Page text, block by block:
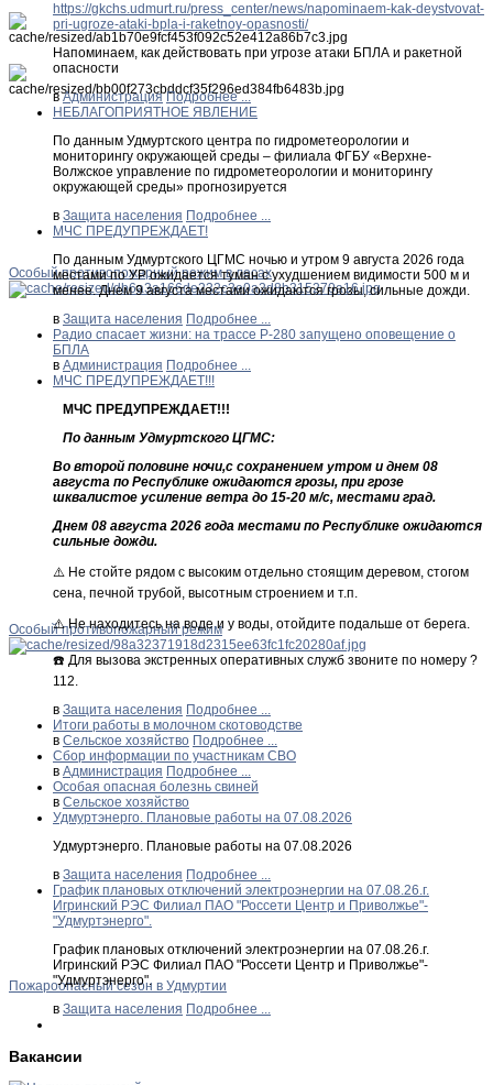
Особый противопожарный режим в лесах
Особый противопожарный режим
Пожароопасный сезон в Удмуртии
https://gkchs.udmurt.ru/press_center/news/napominaem-kak-deystvovat-
pri-ugroze-ataki-bpla-i-raketnoy-opasnosti/
Напоминаем, как действовать при угрозе атаки БПЛА и ракетной
опасности
вАдминистрация Подробнее ...
НЕБЛАГОПРИЯТНОЕ ЯВЛЕНИЕ
По данным Удмуртского центра по гидрометеорологии и
мониторингу окружающей среды – филиала ФГБУ «Верхне-
Волжское управление по гидрометеорологии и мониторингу
окружающей среды» прогнозируется
в Защита населения Подробнее ...
МЧС ПРЕДУПРЕЖДАЕТ!
По данным Удмуртского ЦГМС ночью и утром 9 августа 2026 года
местами по УР ожидается туман с ухудшением видимости 500 м и
менее. Днем 9 августа местами ожидаются грозы, сильные дожди.
в Защита населения Подробнее ...
Радио спасает жизни: на трассе Р-280 запущено оповещение о
БПЛА
в Администрация Подробнее ...
МЧС ПРЕДУПРЕЖДАЕТ!!!
МЧС ПРЕДУПРЕЖДАЕТ!!!
По данным Удмуртского ЦГМС:
Во второй половине ночи,с сохранением утром и днем 08
августа по Республике ожидаются грозы, при грозе
шквалистое усиление ветра до 15-20 м/с, местами град.
Днем 08 августа 2026 года местами по Республике ожидаются
сильные дожди.
⚠️ Не стойте рядом с высоким отдельно стоящим деревом, стогом
сена, печной трубой, высотным строением и т.п.
⚠️ Не находитесь на воде и у воды, отойдите подальше от берега.
☎️ Для вызова экстренных оперативных служб звоните по номеру ?
112.
в Защита населения Подробнее ...
Итоги работы в молочном скотоводстве
в Сельское хозяйство Подробнее ...
Сбор информации по участникам СВО
в Администрация Подробнее ...
Особая опасная болезнь свиней
в Сельское хозяйство
Удмуртэнерго. Плановые работы на 07.08.2026
Удмуртэнерго. Плановые работы на 07.08.2026
в Защита населения Подробнее ...
График плановых отключений электроэнергии на 07.08.26.г.
Игринский РЭС Филиал ПАО "Россети Центр и Приволжье"-
"Удмуртэнерго".
График плановых отключений электроэнергии на 07.08.26.г.
Игринский РЭС Филиал ПАО "Россети Центр и Приволжье"-
"Удмуртэнерго".
в Защита населения Подробнее ...
Вакансии